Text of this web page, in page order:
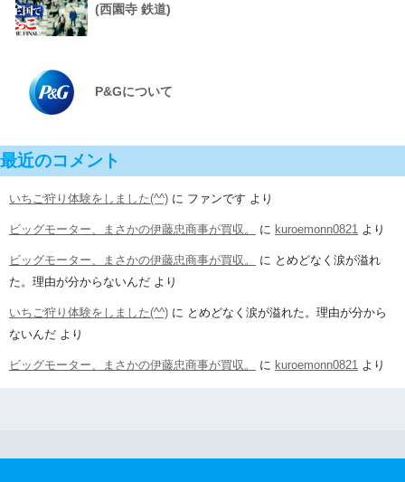
(西園寺 鉄道)
P&Gについて
最近のコメント
いちご狩り体験をしました(^^) に ファンです より
ビッグモーター、まさかの伊藤忠商事が買収。 に kuroemonn0821 より
ビッグモーター、まさかの伊藤忠商事が買収。 に とめどなく涙が溢れ
た。理由が分からないんだ より
いちご狩り体験をしました(^^) に とめどなく涙が溢れた。理由が分から
ないんだ より
ビッグモーター、まさかの伊藤忠商事が買収。 に kuroemonn0821 より